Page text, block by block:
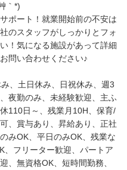
｀*)
ポート！就業開始前の不安は
のスタッフがしっかりとフォ
！気になる施設があって詳細
問い合わせください♪
、土日休み、日祝休み、週3
夜勤のみ、未経験歓迎、主ふ
110日～、残業月10H、保育/
、賞与あり、昇給あり、正社
みOK、平日のみOK、残業な
、フリーター歓迎、パートア
、無資格OK、短時間勤務、